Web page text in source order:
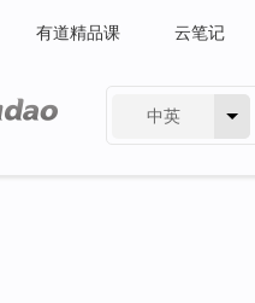
有道精品课 云笔记
中英